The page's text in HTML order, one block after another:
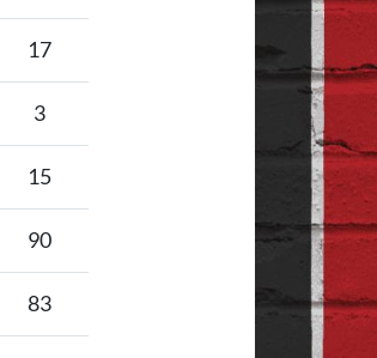
17
3
15
90
83